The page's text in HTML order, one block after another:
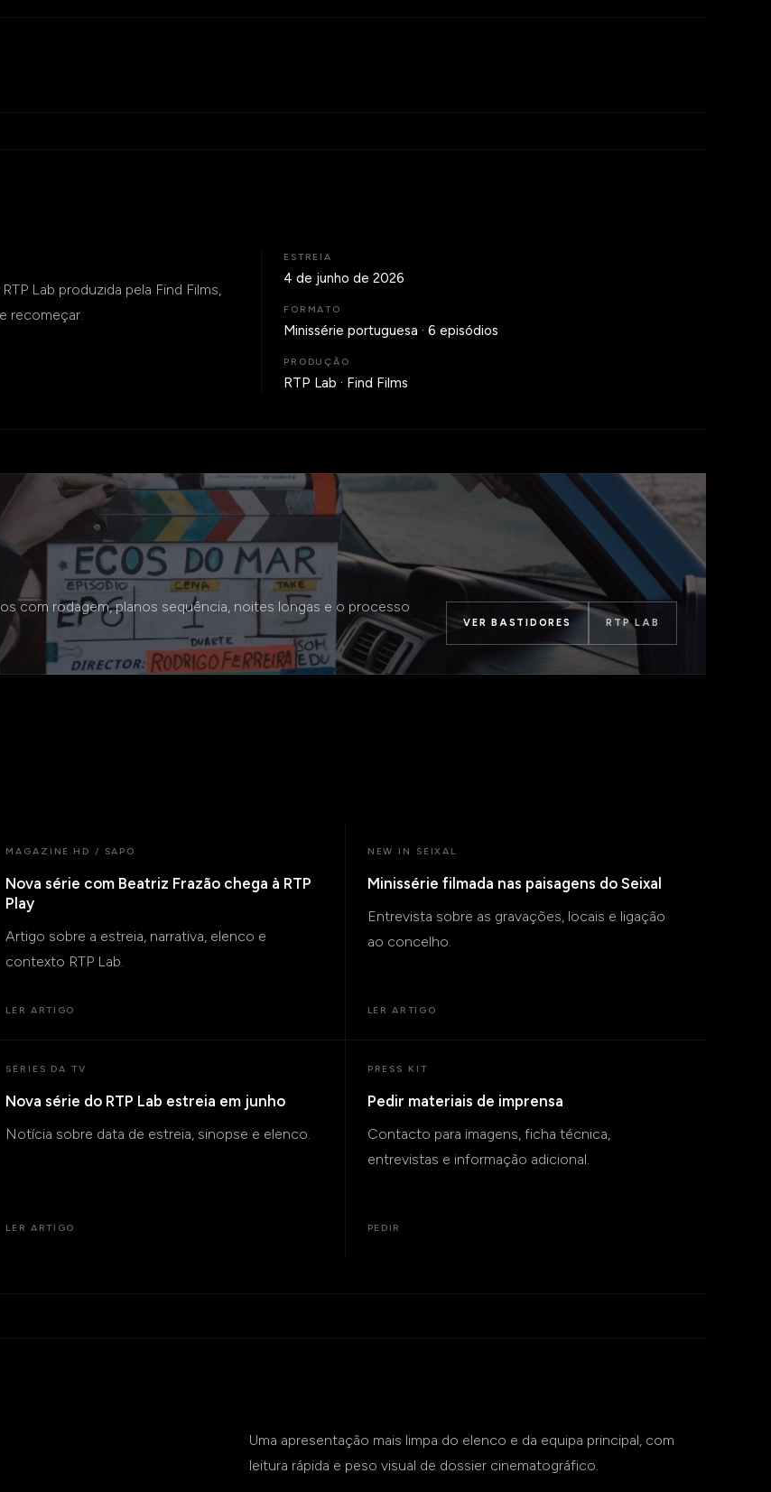
Lab produzida pela Find Films,
recomeçar.
ESTREIA
4 de junho de 2026
FORMATO
Minissérie portuguesa · 6 episódios
PRODUÇÃO
RTP Lab · Find Films
com rodagem, planos sequência, noites longas e o processo
VER BASTIDORES RTP LAB
MAGAZINE.HD / SAPO
Nova série com Beatriz Frazão chega à RTP
Play
Artigo sobre a estreia, narrativa, elenco e
contexto RTP Lab.
LER ARTIGO
NEW IN SEIXAL
Minissérie filmada nas paisagens do Seixal
Entrevista sobre as gravações, locais e ligação
ao concelho.
LER ARTIGO
SÉRIES DA TV
Nova série do RTP Lab estreia em junho
Notícia sobre data de estreia, sinopse e elenco.
LER ARTIGO
PRESS KIT
Pedir materiais de imprensa
Contacto para imagens, ficha técnica,
entrevistas e informação adicional.
PEDIR
Uma apresentação mais limpa do elenco e da equipa principal, com
leitura rápida e peso visual de dossier cinematográfico.